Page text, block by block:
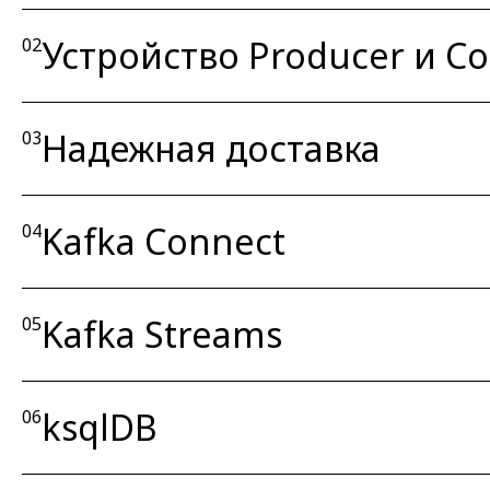
02Устройство Producer и
03Надежная доставка
04Kafka Connect
05Kafka Streams
06ksqlDB